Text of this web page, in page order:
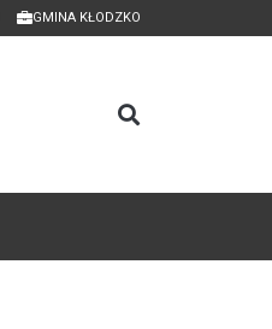
GMINA KŁODZKO